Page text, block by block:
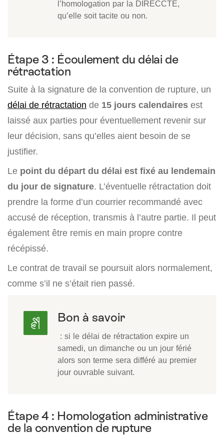
l’homologation par la DIRECCTE,
qu’elle soit tacite ou non.
Étape 3 : Écoulement du délai de
rétractation
Suite à la signature de la convention de rupture, un
délai de rétractation de 15 jours calendaires est
laissé aux parties pour éventuellement revenir sur
leur décision, sans qu’elles aient besoin de se
justifier.
Le point du départ du délai est fixé au lendemain
du jour de signature. L’éventuelle rétractation doit
prendre la forme d’un courrier recommandé avec
accusé de réception, transmis à l’autre partie. Il peut
également être remis en main propre contre
récépissé.
Le contrat de travail se poursuit alors normalement,
comme s’il ne s’était rien passé.
Bon à savoir
: si le délai de rétractation expire un
samedi, un dimanche ou un jour férié
alors son terme sera différé au premier
jour ouvrable suivant.
Étape 4 : Homologation administrative
de la convention de rupture